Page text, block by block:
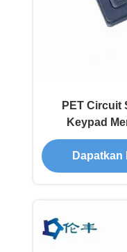
PET Circuit
Keypad
Permukaan
Dapatkan